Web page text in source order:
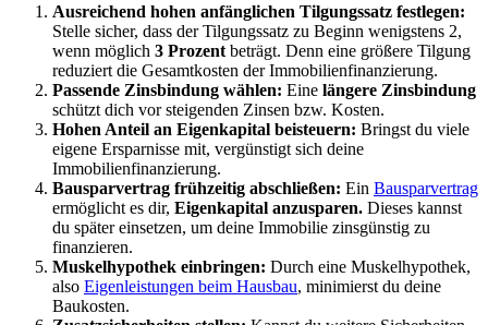
Ausreichend hohen anfänglichen Tilgungssatz festlegen:
Stelle sicher, dass der Tilgungssatz zu Beginn wenigstens 2,
wenn möglich 3 Prozent beträgt. Denn eine größere Tilgung
reduziert die Gesamtkosten der Immobilienfinanzierung.
Passende Zinsbindung wählen: Eine längere Zinsbindung
schützt dich vor steigenden Zinsen bzw. Kosten.
Hohen Anteil an Eigenkapital beisteuern: Bringst du viele
eigene Ersparnisse mit, vergünstigt sich deine
Immobilienfinanzierung.
Bausparvertrag frühzeitig abschließen: Ein Bausparvertrag
ermöglicht es dir, Eigenkapital anzusparen. Dieses kannst
du später einsetzen, um deine Immobilie zinsgünstig zu
finanzieren.
Muskelhypothek einbringen: Durch eine Muskelhypothek,
also Eigenleistungen beim Hausbau, minimierst du deine
Baukosten.